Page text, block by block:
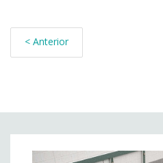
< Anterior